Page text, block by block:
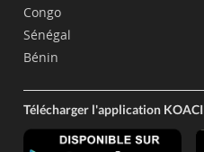
Congo
Sénégal
Bénin
Télécharger l'application KOACI